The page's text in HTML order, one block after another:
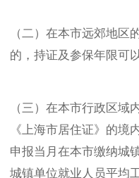
（二）在本市远郊地区
的，持证及参保年限可
（三）在本市行政区域
《上海市居住证》的境
申报当月在本市缴纳城
城镇单位就业人员平均